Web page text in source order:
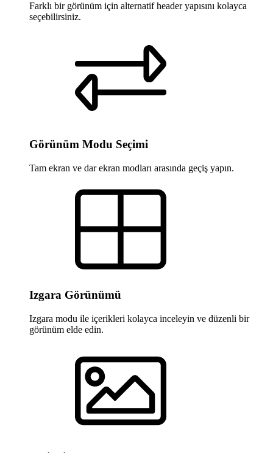
Farklı bir görünüm için alternatif header yapısını kolayca
seçebilirsiniz.
Görünüm Modu Seçimi
Tam ekran ve dar ekran modları arasında geçiş yapın.
Izgara Görünümü
Izgara modu ile içerikleri kolayca inceleyin ve düzenli bir
görünüm elde edin.